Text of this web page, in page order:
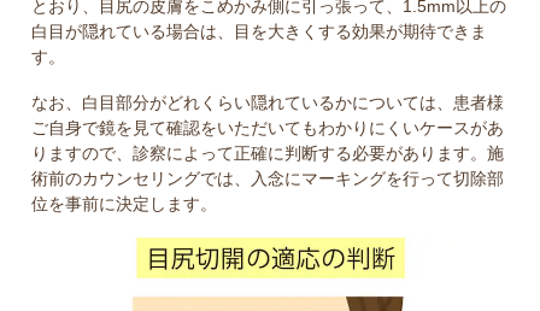
とおり、目尻の皮膚をこめかみ側に引っ張って、1.5mm以上の
白目が隠れている場合は、目を大きくする効果が期待できま
す。
なお、白目部分がどれくらい隠れているかについては、患者様
ご自身で鏡を見て確認をいただいてもわかりにくいケースがあ
りますので、診察によって正確に判断する必要があります。施
術前のカウンセリングでは、入念にマーキングを行って切除部
位を事前に決定します。